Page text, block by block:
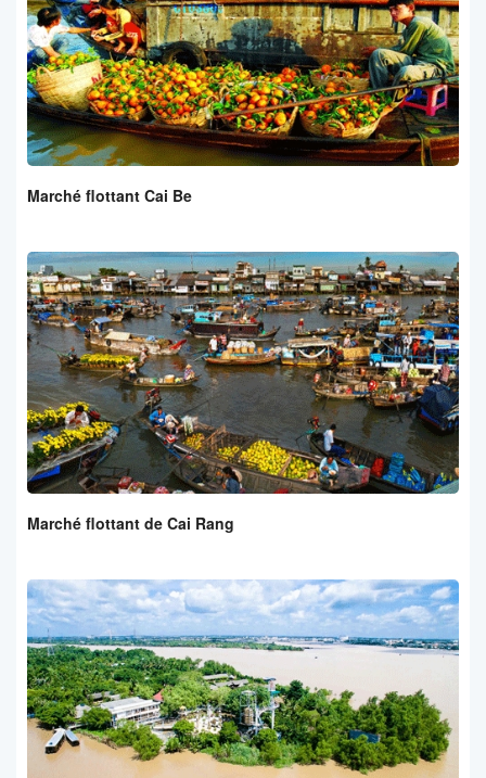
Marché flottant Cai Be
Marché flottant de Cai Rang